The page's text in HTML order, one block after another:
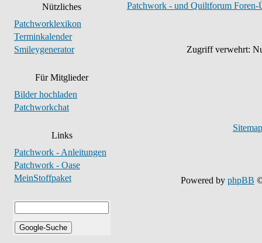
Nützliches
Patchworklexikon
Terminkalender
Smileygenerator
Für Mitglieder
Bilder hochladen
Patchworkchat
Links
Patchwork - Anleitungen
Patchwork - Oase
MeinStoffpaket
Patchwork - und Quiltforum Foren-
Zugriff verwehrt:
Sitemap
Powered by phpBB